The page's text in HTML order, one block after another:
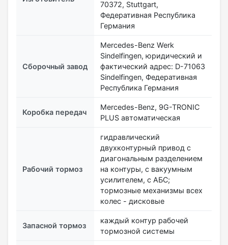
70372, Stuttgart,
Федеративная Республика
Германия
Сборочный завод
Mercedes-Benz Werk
Sindelfingen, юридический и
фактический адрес: D-71063
Sindelfingen, Федеративная
Республика Германия
Коробка передач
Mercedes-Benz, 9G-TRONIC
PLUS автоматическая
Рабочий тормоз
гидравлический
двухконтурный привод с
диагональным разделением
на контуры, с вакуумным
усилителем, с АБС;
тормозные механизмы всех
колес - дисковые
Запасной тормоз
каждый контур рабочей
тормозной системы